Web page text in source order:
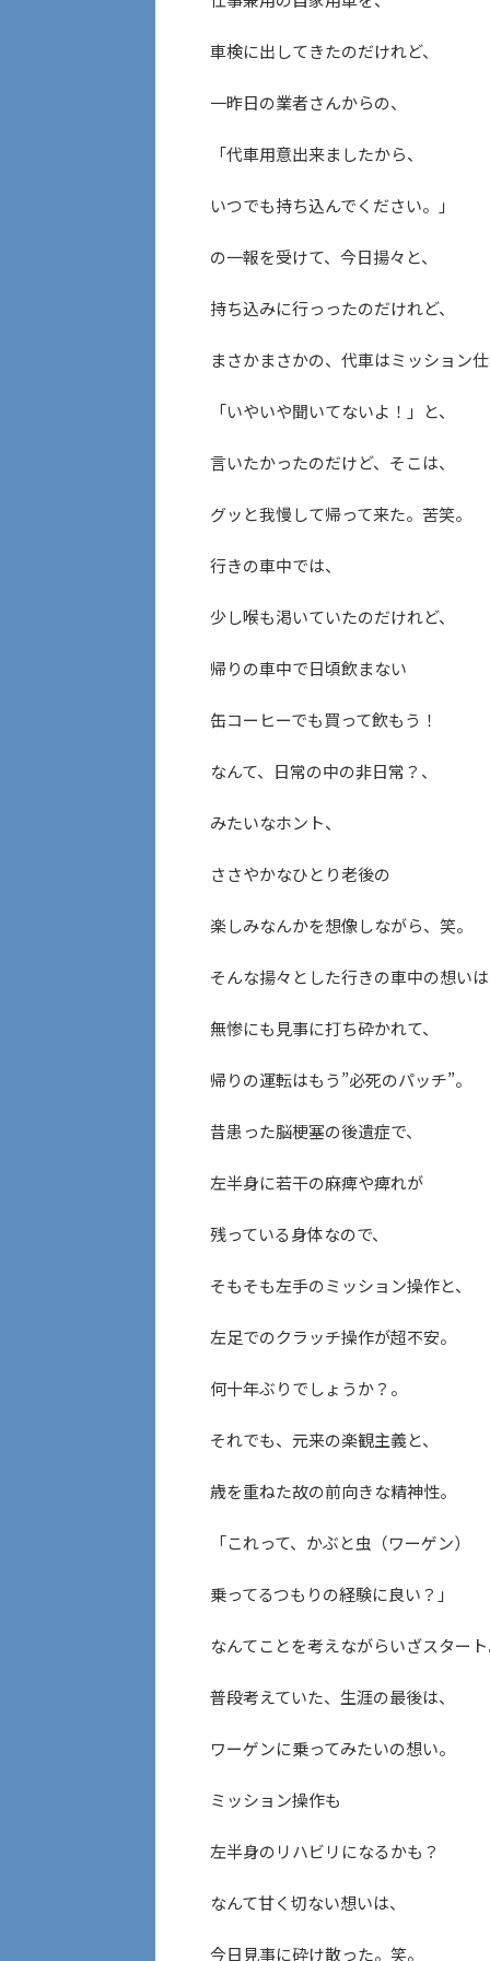
車検に出してきたのだけれど、
一昨日の業者さんからの、
「代車用意出来ましたから、
いつでも持ち込んでください。」
の一報を受けて、今日揚々と、
持ち込みに行っったのだけれど、
まさかまさかの、代車はミッション
「いやいや聞いてないよ！」と、
言いたかったのだけど、そこは、
グッと我慢して帰って来た。苦笑。
行きの車中では、
少し喉も渇いていたのだけれど、
帰りの車中で日頃飲まない
缶コーヒーでも買って飲もう！
なんて、日常の中の非日常？、
みたいなホント、
ささやかなひとり老後の
楽しみなんかを想像しながら、笑。
そんな揚々とした行きの車中の想い
無惨にも見事に打ち砕かれて、
帰りの運転はもう”必死のパッチ”。
昔患った脳梗塞の後遺症で、
左半身に若干の麻痺や痺れが
残っている身体なので、
そもそも左手のミッション操作と、
左足でのクラッチ操作が超不安。
何十年ぶりでしょうか？。
それでも、元来の楽観主義と、
歳を重ねた故の前向きな精神性。
「これって、かぶと虫（ワーゲン）
乗ってるつもりの経験に良い？」
なんてことを考えながらいざスター
普段考えていた、生涯の最後は、
ワーゲンに乗ってみたいの想い。
ミッション操作も
左半身のリハビリになるかも？
なんて甘く切ない想いは、
今日見事に砕け散った。笑。